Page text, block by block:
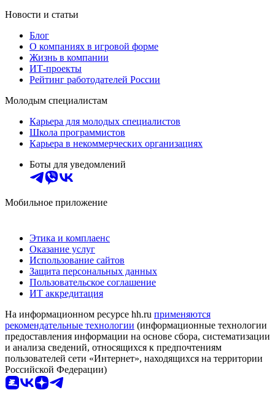
Новости и статьи
Блог
О компаниях в игровой форме
Жизнь в компании
ИТ-проекты
Рейтинг работодателей России
Молодым специалистам
Карьера для молодых специалистов
Школа программистов
Карьера в некоммерческих организациях
Боты для уведомлений
Мобильное приложение
Этика и комплаенс
Оказание услуг
Использование сайтов
Защита персональных данных
Пользовательское соглашение
ИТ аккредитация
На информационном ресурсе hh.ru применяются
рекомендательные технологии (информационные технологии
предоставления информации на основе сбора, систематизации
и анализа сведений, относящихся к предпочтениям
пользователей сети «Интернет», находящихся на территории
Российской Федерации)